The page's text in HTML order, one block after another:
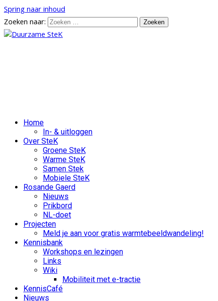
Spring naar inhoud
Zoeken naar:
Home
In- & uitloggen
Over SteK
Groene SteK
Warme SteK
Samen Stek
Mobiele SteK
Rosande Gaerd
Nieuws
Prikbord
NL-doet
Projecten
Meld je aan voor gratis warmtebeeldwandeling!
Kennisbank
Workshops en lezingen
Links
Wiki
Mobiliteit met e-tractie
KennisCafé
Nieuws